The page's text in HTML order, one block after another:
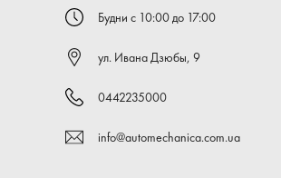
Будни с 10:00 до 17:00
ул. Ивана Дзюбы, 9
0442235000
info@automechanica.com.ua